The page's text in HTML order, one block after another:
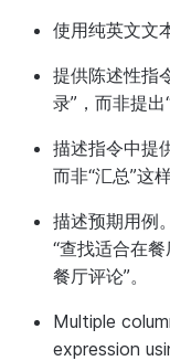
使用纯英文文
提供陈述性指
录”，而非提出
描述指令中提
而非“汇总”这
描述预期用例
“查找适合在
餐厅评论”。
Multiple
expression